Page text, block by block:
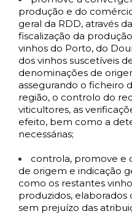
produção e do
geral da RDD, através
fiscalização da
vinhos do Porto, do
dos vinhos suscetíveis
denominações de
assegurando o ficheiro
região, o controlo do
viticultores, as
efeito, bem como a
necessárias;
controla, promove e
de origem e indicação
como os restantes
produzidos, elaborados
sem prejuízo das